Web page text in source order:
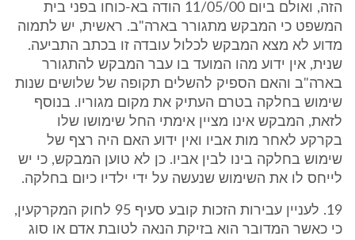
הזה, ואולם ביום 11/05/00 הודה בא-כוחו בפני בית
המשפט כי המבקש מתגורר בארה"ב. ראשית, יש לתמוה
מדוע לא מצא המבקש לכלול עובדה זו בכתב התביעה.
שנית, אין ידוע מהו המועד בו עבר המבקש להתגורר
בארה"ב והאם הספיק להשלים תקופה של שלושים שנות
שימוש בחלקה בטרם העתיק את מקום מגוריו. בנוסף
לזאת, המבקש אינו מציין אימתי החל שימושו שלו
בקרקע לאחר מות אביו ואין ידוע האם היה רצף של
שימוש בחלקה בינו לבין אביו. כן לא טוען המבקש, כי יש
לייחס לו את השימוש שנעשה על ידי ילדיו כיום בחלקה.
19. לעניין עבירות הזכות קובע סעיף 95 לחוק המקרקעין,
כי כאשר המדובר הוא בזיקת הנאה לטובת אדם או סוג